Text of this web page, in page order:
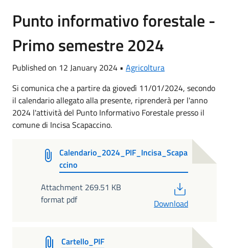
Punto informativo forestale -
Primo semestre 2024
Published on 12 January 2024 • Agricoltura
Si comunica che a partire da giovedì 11/01/2024, secondo
il calendario allegato alla presente, riprenderà per l'anno
2024 l'attività del Punto Informativo Forestale presso il
comune di Incisa Scapaccino.
Calendario_2024_PIF_Incisa_Scapa
ccino
Attachment 269.51 KB
format pdf
Download
Cartello_PIF